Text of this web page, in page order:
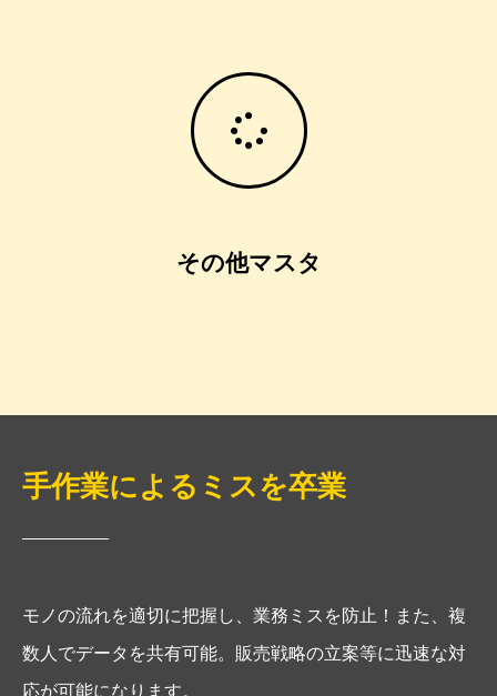
その他マスタ
手作業によるミスを卒業
モノの流れを適切に把握し、業務ミスを防止！また、複
数人でデータを共有可能。販売戦略の立案等に迅速な対
応が可能になります。